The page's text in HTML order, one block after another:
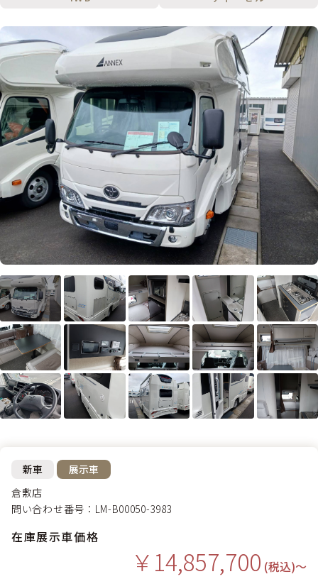
新車
展示車
倉敷店
問い合わせ番号：LM-B00050-3983
在庫展示車価格
￥14,857,700 (税込)〜